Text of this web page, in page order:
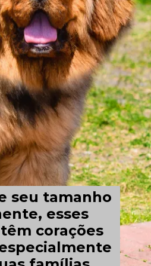
seu tamanho
esses
corações